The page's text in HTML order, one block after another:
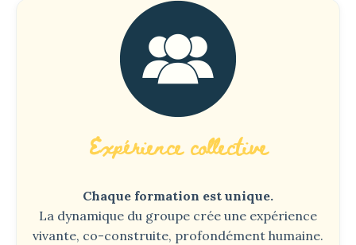
Expérience collective
Chaque formation est unique.
La dynamique du groupe crée une expérience
vivante, co-construite, profondément humaine.